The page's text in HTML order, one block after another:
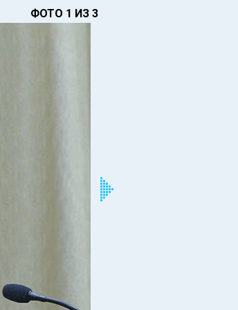
ФОТО 1 ИЗ 3